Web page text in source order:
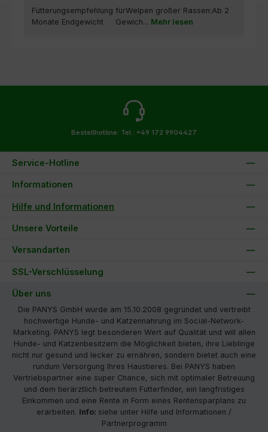
Fütterungsempfehlung fürWelpen großer Rassen:Ab 2
Monate Endgewicht Gewich... Mehr lesen
Bestellhotline: Tel.: +49 172 9904427
Service-Hotline
Informationen
Hilfe und Informationen
Unsere Vorteile
Versandarten
SSL-Verschlüsselung
Über uns
Die PANYS GmbH wurde am 15.10.2008 gegründet und vertreibt
hochwertige Hunde- und Katzennahrung im Social-Network-
Marketing. PANYS legt besonderen Wert auf Qualität und will allen
Hunde- und Katzenbesitzern die Möglichkeit bieten, ihre Lieblinge
nicht nur gesund und lecker zu ernähren, sondern bietet auch eine
rundum Versorgung Ihres Haustieres. Bei PANYS haben
Vertriebspartner eine super Chance, sich mit optimaler Betreuung
und dem tierärztlich betreutem Futterfinder, ein langfristiges
Einkommen und eine Rente in Form eines Rentensparplans zu
erarbeiten. Info: siehe unter Hilfe und Informationen /
Partnerprogramm